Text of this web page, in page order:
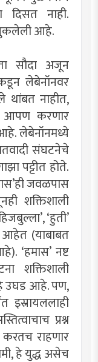
दिसत नाही.
चुकलेली आहे.
सौदा अजून
लेबेनॉनवर
नाहीत,
आपण करणार
लेबेनॉनमध्ये
संघटनेचे
पट्टीत होते.
जवळपास
शक्तिशाली
‘हुती’
(याबाबत
‘हमास’ नष्ट
शक्तिशाली
हे उघड आहे. पण,
इस्रायललाही
प्रश्न
करतच राहणार
हे युद्ध असेच